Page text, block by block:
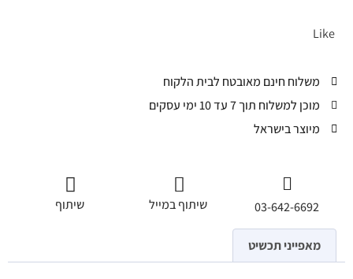
Like
משלוח חינם מאובטח לבית הלקוח
מוכן למשלוח תוך 7 עד 10 ימי עסקים
מיוצר בישראל
03-642-6692 שיתוף במייל שיתוף
מאפייני תכשיט